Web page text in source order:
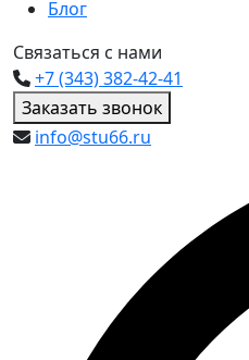
Блог
Связаться с нами
+7 (343) 382-42-41
Заказать звонок
info@stu66.ru